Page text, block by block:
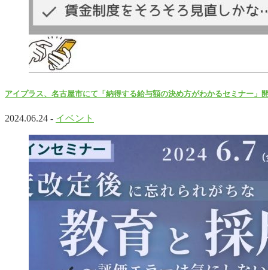
アイプラス、名古屋市にて「納得する給与額の決め方がわかるセミナー」
2024.06.24 - イベント